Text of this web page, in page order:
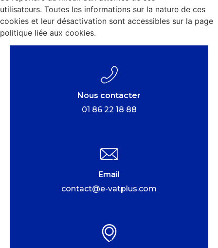
utilisateurs. Toutes les informations sur la nature de ces
cookies et leur désactivation sont accessibles sur la page
politique liée aux cookies.
Nous contacter
01 86 22 18 88
Email
contact@e-vatplus.com